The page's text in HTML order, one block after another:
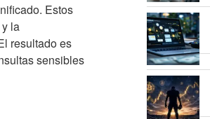
Estos
la
resultado es
sensibles